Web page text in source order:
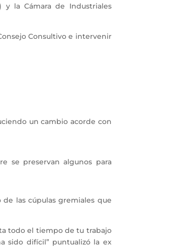
y la Cámara de Industriales
Consultivo e intervenir
un cambio acorde con
se preservan algunos para
las cúpulas gremiales que
todo el tiempo de tu trabajo
sido difícil” puntualizó la ex